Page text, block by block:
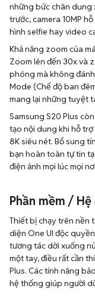
những bức chân dung
trước, camera 10MP
hình selfie hay video
Khả năng zoom của
Zoom lên đến 30x và
phóng mà không
Mode (Chế độ ban
mang lại những tuyệt
Samsung S20 Plus
tạo nội dung khi hỗ
8K siêu nét. Bổ sung
bạn hoàn toàn tự tin
điện ảnh mọi lúc mọi
Phần mềm /
Thiết bị chạy trên nền
diện One UI độc
tương tác dời xuống
một tay, điều rất cần
Plus. Các tính năng
hệ thống giúp người